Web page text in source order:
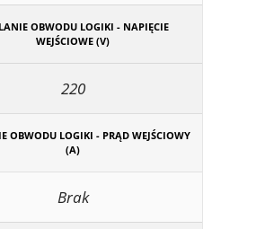
OBWODU LOGIKI - NAPIĘCIE
WEJŚCIOWE (V)
220
OBWODU LOGIKI - PRĄD WEJŚCIOWY
(A)
Brak